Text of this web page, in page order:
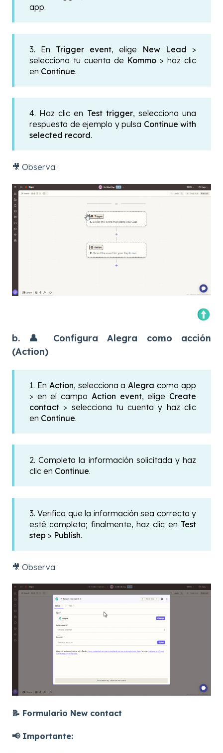
app.
3. En Trigger event, elige New Lead >
selecciona tu cuenta de Kommo > haz clic
en Continue.
4. Haz clic en Test trigger, selecciona una
respuesta de ejemplo y pulsa Continue with
selected record.
🎥 Observa:
b. 👤 Configura Alegra como acción
(Action)
1. En Action, selecciona a Alegra como app
> en el campo Action event, elige Create
contact > selecciona tu cuenta y haz clic
en Continue.
2. Completa la información solicitada y haz
clic en Continue.
3. Verifica que la información sea correcta y
esté completa; finalmente, haz clic en Test
step > Publish.
🎥 Observa:
📝 Formulario New contact
📢 Importante: